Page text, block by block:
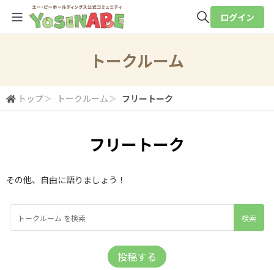
ログイン
トークルーム
トップ＞ トークルーム＞ フリートーク
フリートーク
その他、自由に語りましょう！
投稿する